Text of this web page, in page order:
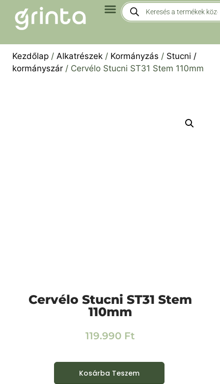
Kezdőlap / Alkatrészek / Kormányzás / Stucni /
kormányszár / Cervélo Stucni ST31 Stem 110mm
Cervélo Stucni ST31 Stem
110mm
119.990 Ft
Kosárba Teszem